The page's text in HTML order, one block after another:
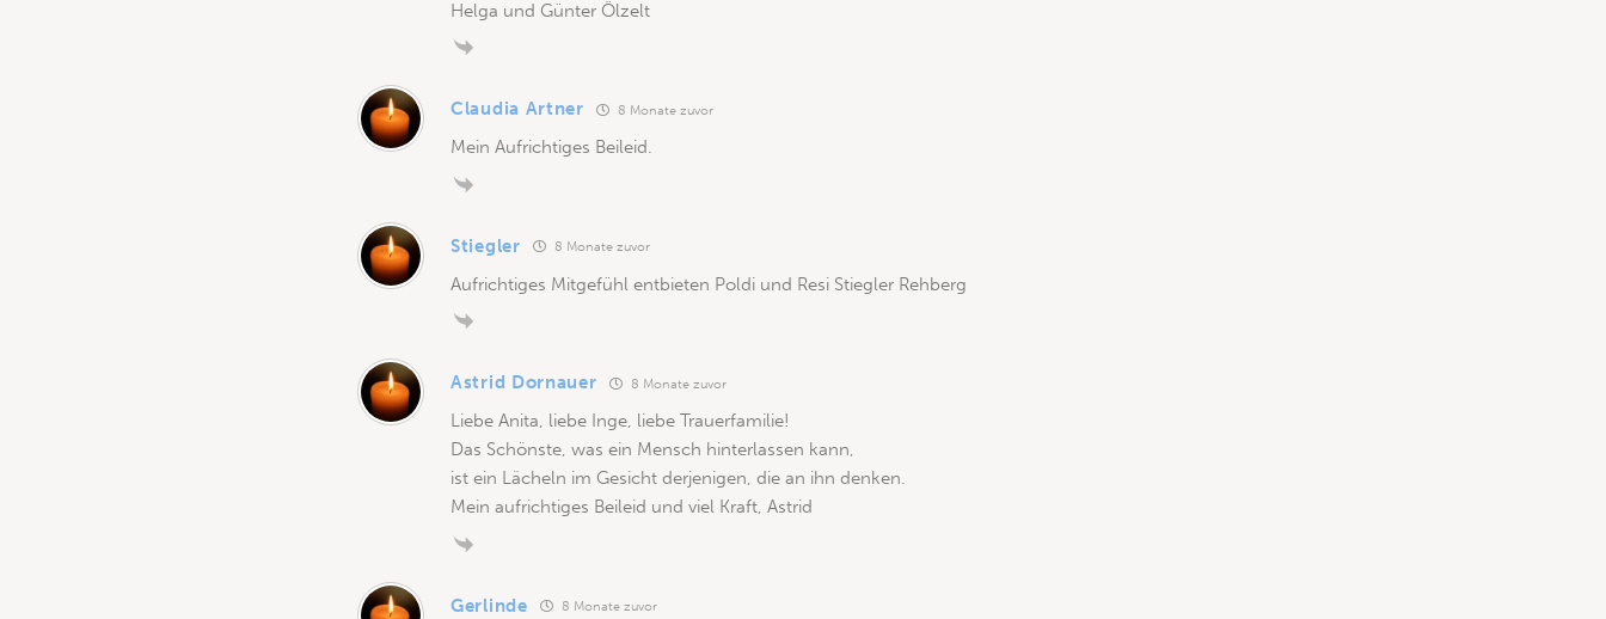
Helga und Günter Ölzelt
Claudia Artner 8 Monate zuvor
Mein Aufrichtiges Beileid.
Stiegler 8 Monate zuvor
Aufrichtiges Mitgefühl entbieten Poldi und Resi Stiegler Rehberg
Astrid Dornauer 8 Monate zuvor
Liebe Anita, liebe Inge, liebe Trauerfamilie!
Das Schönste, was ein Mensch hinterlassen kann,
ist ein Lächeln im Gesicht derjenigen, die an ihn denken.
Mein aufrichtiges Beileid und viel Kraft, Astrid
Gerlinde 8 Monate zuvor